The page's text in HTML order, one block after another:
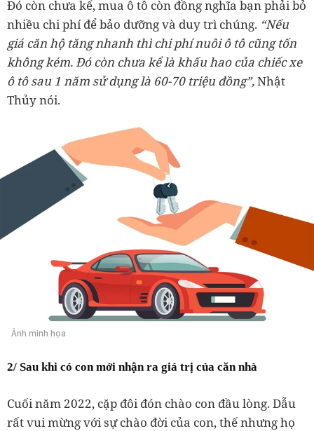
Đó còn chưa kể, mua ô tô còn đồng nghĩa bạn phải bỏ
nhiều chi phí để bảo dưỡng và duy trì chúng. “Nếu
giá căn hộ tăng nhanh thì chi phí nuôi ô tô cũng tốn
không kém. Đó còn chưa kể là khấu hao của chiếc xe
ô tô sau 1 năm sử dụng là 60-70 triệu đồng”,Nhật
Thủy nói.
Ảnh minh họa
2/ Sau khi có con mới nhận ra giá trị của căn nhà
Cuối năm 2022, cặp đôi đón chào con đầu lòng. Dẫu
rất vui mừng với sự chào đời của con, thế nhưng họ